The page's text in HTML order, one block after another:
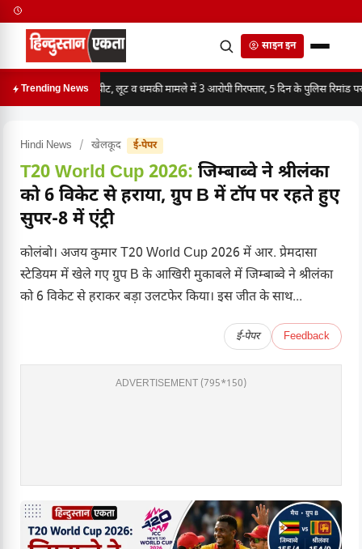
साइन इन
Trending Newsमारपीट, लूट व धमकी मामले में 3 आरोपी गिरफ्तार, 5 दिन के पुलिस रिमांड पर
Hindi News / खेलकूद ई-पेपर
T20 World Cup 2026: जिम्बाब्वे ने श्रीलंका
को 6 विकेट से हराया, ग्रुप B में टॉप पर रहते हुए
सुपर-8 में एंट्री
कोलंबो। अजय कुमार T20 World Cup 2026 में आर. प्रेमदासा
स्टेडियम में खेले गए ग्रुप B के आखिरी मुकाबले में जिम्बाब्वे ने श्रीलंका
को 6 विकेट से हराकर बड़ा उलटफेर किया। इस जीत के साथ...
ई-पेपर Feedback
ADVERTISEMENT (795*150)